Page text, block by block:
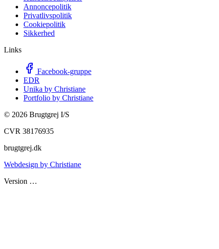
Annoncepolitik
Privatlivspolitik
Cookiepolitik
Sikkerhed
Links
Facebook-gruppe
EDR
Unika by Christiane
Portfolio by Christiane
© 2026 Brugtgrej I/S
CVR 38176935
brugtgrej.dk
Webdesign by Christiane
Version …